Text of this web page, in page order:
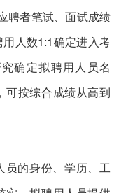
聘者笔试、面试成绩
人数1:1确定进入考
确定拟聘用人员名
可按综合成绩从高到
员的身份、学历、工